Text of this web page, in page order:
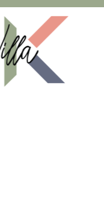
Hôtel Spa